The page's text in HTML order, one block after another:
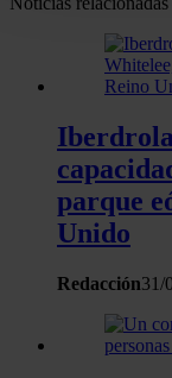
personales y
. Puede
momento en la
Las cookies de
contenido y los
analizar el
uso que haga
sociales,
parque
Unido
Redacción31/